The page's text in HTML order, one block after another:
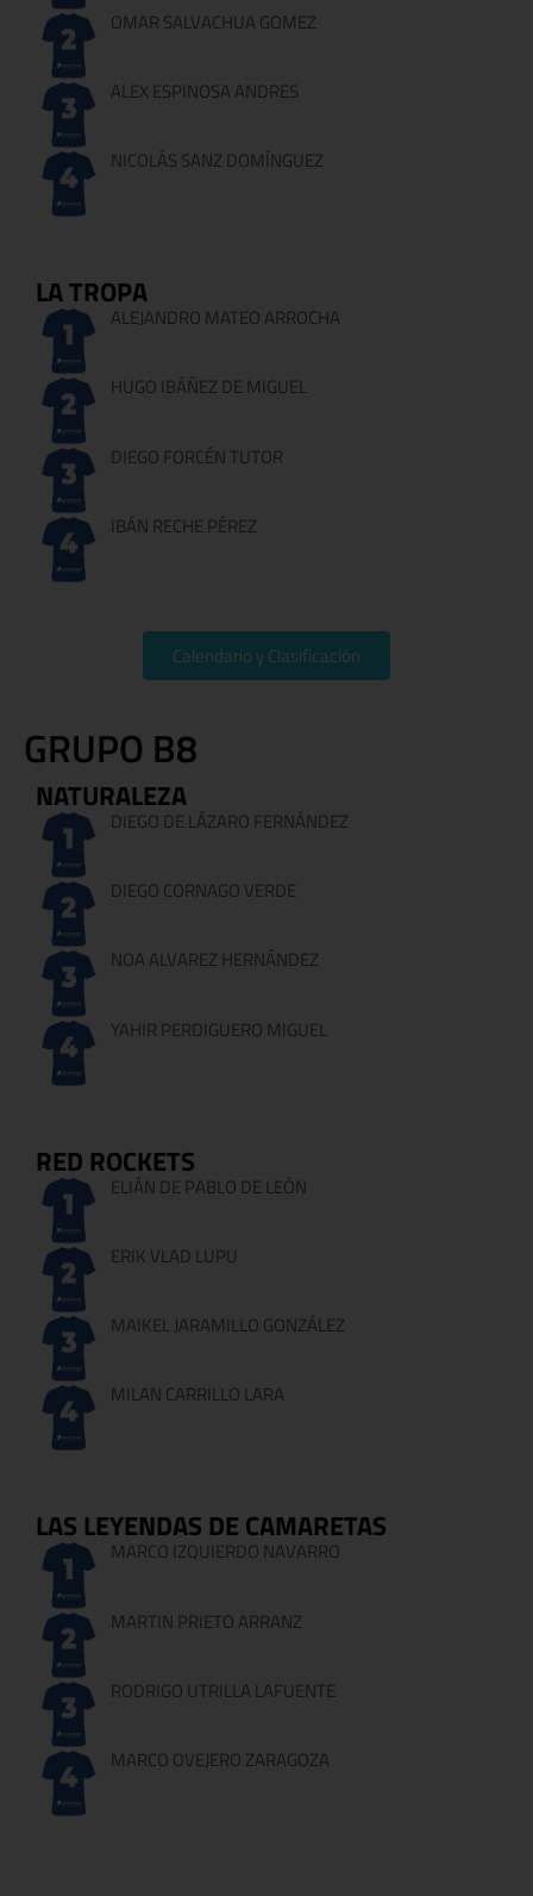
OMAR SALVACHUA GOMEZ
ALEX ESPINOSA ANDRES
NICOLÁS SANZ DOMÍNGUEZ
LA TROPA
ALEJANDRO MATEO ARROCHA
HUGO IBÁÑEZ DE MIGUEL
DIEGO FORCÉN TUTOR
IBÁN RECHE PÉREZ
Calendario y Clasificación
GRUPO B8
NATURALEZA
DIEGO DE LÁZARO FERNÁNDEZ
DIEGO CORNAGO VERDE
NOA ALVAREZ HERNÁNDEZ
YAHIR PERDIGUERO MIGUEL
RED ROCKETS
ELIÁN DE PABLO DE LEÓN
ERIK VLAD LUPU
MAIKEL JARAMILLO GONZÁLEZ
MILAN CARRILLO LARA
LAS LEYENDAS DE CAMARETAS
MARCO IZQUIERDO NAVARRO
MARTIN PRIETO ARRANZ
RODRIGO UTRILLA LAFUENTE
MARCO OVEJERO ZARAGOZA